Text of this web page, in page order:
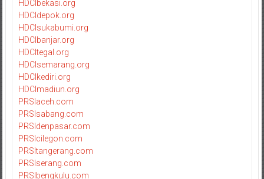
HDCIbekasi.org
HDCIdepok.org
HDCIsukabumi.org
HDCIbanjar.org
HDCItegal.org
HDCIsemarang.org
HDCIkediri.org
HDCImadiun.org
PRSIaceh.com
PRSIsabang.com
PRSIdenpasar.com
PRSIcilegon.com
PRSItangerang.com
PRSIserang.com
PRSIbengkulu.com